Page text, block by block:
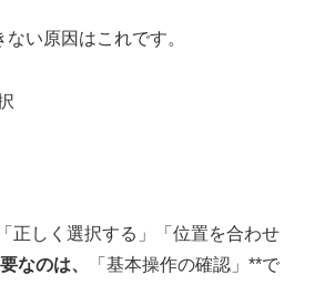
い原因はこれです。
正しく選択する」「位置を合わせ
なのは、
「基本操作の確認」**で